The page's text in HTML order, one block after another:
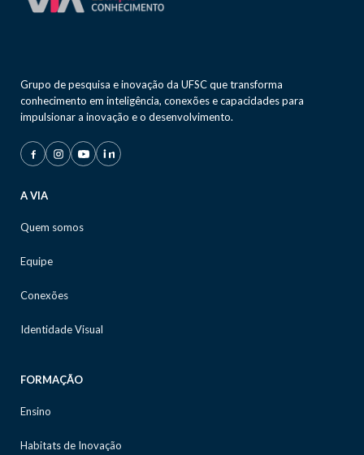
Grupo de pesquisa e inovação da UFSC que transforma
conhecimento em inteligência, conexões e capacidades para
impulsionar a inovação e o desenvolvimento.
A VIA
Quem somos
Equipe
Conexões
Identidade Visual
FORMAÇÃO
Ensino
Habitats de Inovação